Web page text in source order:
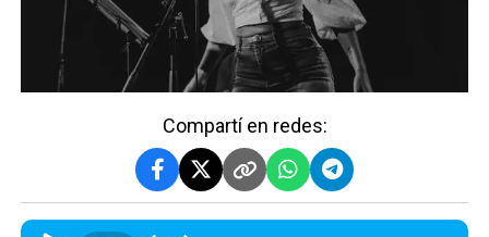
Compartí en redes: